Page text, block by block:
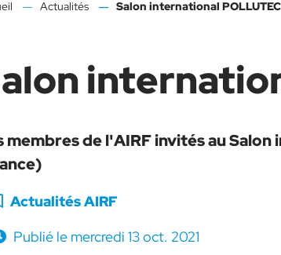
Actualités Salon international POLLUTEC
membres de l'AIRF invités au
Catégorie :
Actualités AIRF
Publié le mercredi 13 oct. 2021